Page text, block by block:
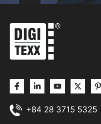
+84 28 3715 5325